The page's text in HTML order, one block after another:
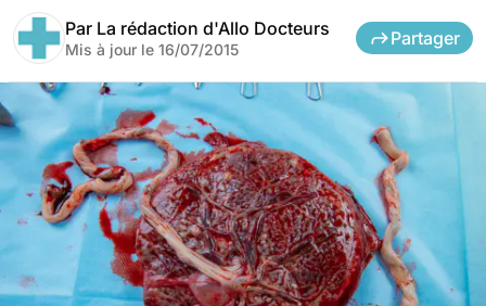
Par La rédaction d'Allo Docteurs
Mis à jour le 16/07/2015
Partager